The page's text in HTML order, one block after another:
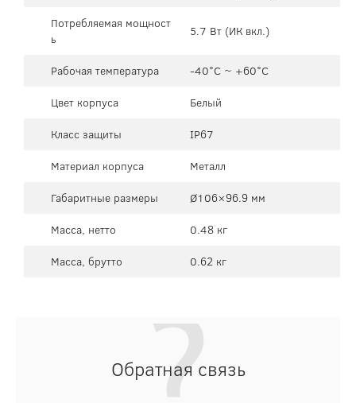
Потребляемая мощност
ь
5.7 Вт (ИК вкл.)
Рабочая температура
-40°C ~ +60°C
Цвет корпуса
Белый
Класс защиты
IP67
Материал корпуса
Металл
Габаритные размеры
Ø106×96.9 мм
Масса, нетто
0.48 кг
Масса, брутто
0.62 кг
Обратная связь